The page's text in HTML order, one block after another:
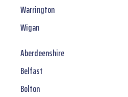
Warrington
Wigan
Aberdeenshire
Belfast
Bolton